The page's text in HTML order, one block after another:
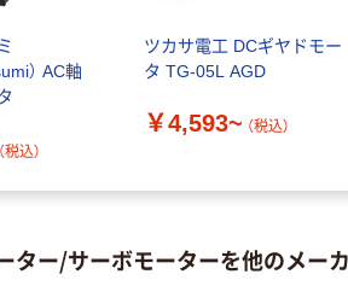
） AC軸
（税込）
ツカサ電工 DCギヤドモー
タ TG-05L AGD
￥4,593~ （税込）
ー/サーボモーターを他のメー